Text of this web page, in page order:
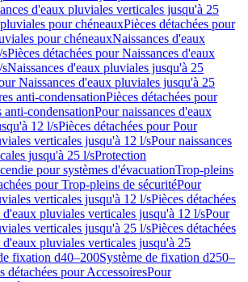
d'eaux pluviales verticales jusqu'à 25
pour chéneauxPièces détachées pour
pour chéneauxNaissances d'eaux
Pièces détachées pour Naissances d'eaux
Naissances d'eaux pluviales jusqu'à 25
Naissances d'eaux pluviales jusqu'à 25
anti-condensationPièces détachées pour
anti-condensationPour naissances d'eaux
12 l/sPièces détachées pour Pour
verticales jusqu'à 12 l/sPour naissances
jusqu'à 25 l/sProtection
pour systèmes d'évacuationTrop-pleins
pour Trop-pleins de sécuritéPour
verticales jusqu'à 12 l/sPièces détachées
d'eaux pluviales verticales jusqu'à 12 l/sPour
verticales jusqu'à 25 l/sPièces détachées
d'eaux pluviales verticales jusqu'à 25
fixation d40–200Système de fixation d250–
détachées pour AccessoiresPour